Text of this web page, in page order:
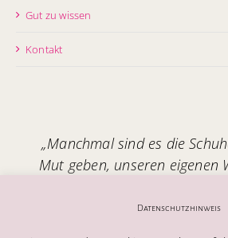
Gut zu wissen
Kontakt
„Manchmal sind es die
Mut geben, unseren eigenen
Handgefertigt in Italien –
Datenschutzhinweis